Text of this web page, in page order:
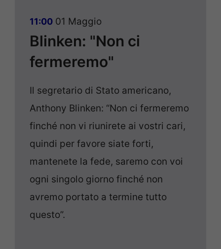
11:00 01 Maggio
Blinken: "Non ci
fermeremo"
Il segretario di Stato americano,
Anthony Blinken: “Non ci fermeremo
finché non vi riunirete ai vostri cari,
quindi per favore siate forti,
mantenete la fede, saremo con voi
ogni singolo giorno finché non
avremo portato a termine tutto
questo”.